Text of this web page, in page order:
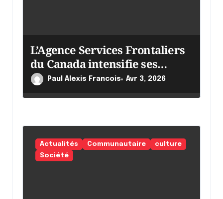
L’Agence Services Frontaliers
du Canada intensifie ses
effortsPaul Alexis Francois Avr 3, 2026
Actualités Communautaire
culture
Société